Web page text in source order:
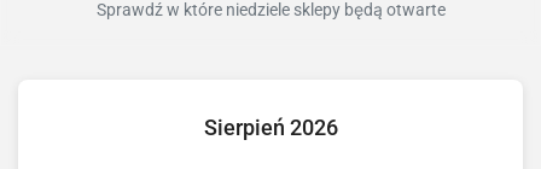
Sprawdź w które niedziele sklepy będą otwarte
Sierpień 2026